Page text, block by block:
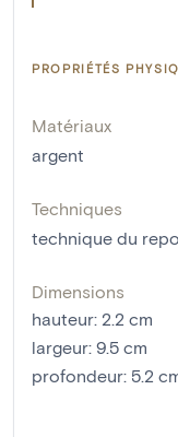
PROPRIÉTÉS
Matériaux
argent
Techniques
technique du
Dimensions
hauteur: 2.2 cm
largeur: 9.5 cm
profondeur: 5.2